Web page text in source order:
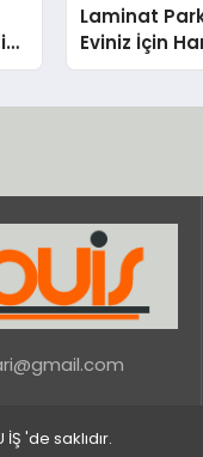
Laminat
Eviniz İçin
Seçim?
'de saklıdır.